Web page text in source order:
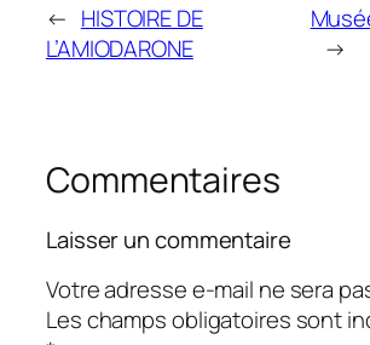
← HISTOIRE DE
L’AMIODARONE
→
Commentaires
Laisser un commentaire
Votre adresse e-mail ne sera
Les champs obligatoires sont